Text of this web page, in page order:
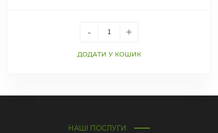
- +
ДОДАТИ У КОШИК
НАШІ ПОСЛУГИ